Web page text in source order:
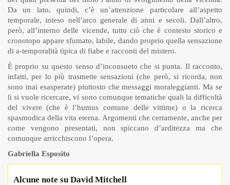
Da un lato, quindi, c’è un’attenzione particolare all’aspetto
temporale, inteso nell’arco generale di anni e secoli. Dall’altro,
però, all’interno delle vicende, tutto ciò che è contesto storico e
cronotopo appare sfumato, labile, dando proprio quella sensazione
di a-temporalità tipica di fiabe e racconti del mistero.
È proprio su questo senso d’inconsueto che si punta. Il racconto,
infatti, per lo più trasmette sensazioni (che però, si ricorda, non
sono mai esasperate) piuttosto che messaggi moraleggianti. Ma se
li si vuole ricercare, vi sono comunque tematiche quali la difficoltà
del vivere (che è l’humus comune delle vittime) o la ricerca
spasmodica della vita eterna. Argomenti che certamente, anche per
come vengono presentati, non spiccano d’arditezza ma che
comunque arricchiscono l’opera.
Gabriella Esposito
Alcune note su David Mitchell